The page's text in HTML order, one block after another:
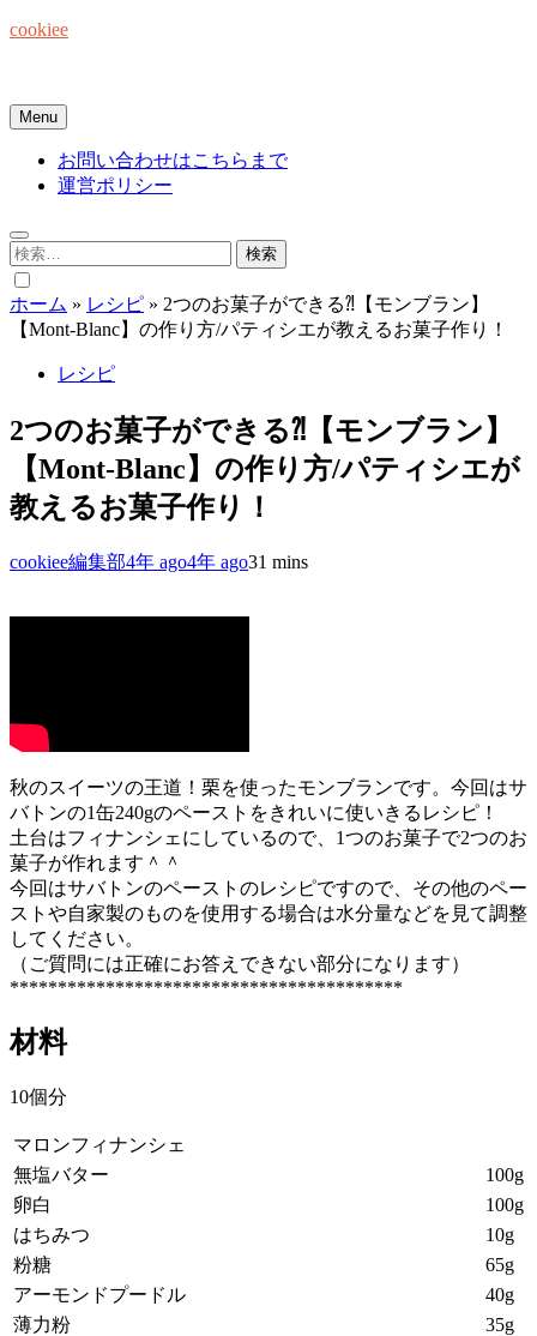
Skip
cookiee
Menu
お問い合わせはこちらまで
運営ポリシー
検
索:
ホーム » レシピ » 2つのお菓子ができる⁈【モンブラン】
【Mont-Blanc】の作り方/パティシエが教えるお菓子作り！
レシピ
2つのお菓子ができる⁈【モンブラン】
【Mont-Blanc】の作り方/パティシエが
教えるお菓子作り！
cookiee編集部4年 ago4年 ago31 mins
秋のスイーツの王道！栗を使ったモンブランです。今回はサ
バトンの1缶240gのペーストをきれいに使いきるレシピ！
土台はフィナンシェにしているので、1つのお菓子で2つのお
菓子が作れます＾＾
今回はサバトンのペーストのレシピですので、その他のペー
ストや自家製のものを使用する場合は水分量などを見て調整
してください。
（ご質問には正確にお答えできない部分になります）
*****************************************
材料
10個分
マロンフィナンシェ
無塩バター
100g
卵白
100g
はちみつ
10g
粉糖
65g
アーモンドプードル
40g
薄力粉
35g